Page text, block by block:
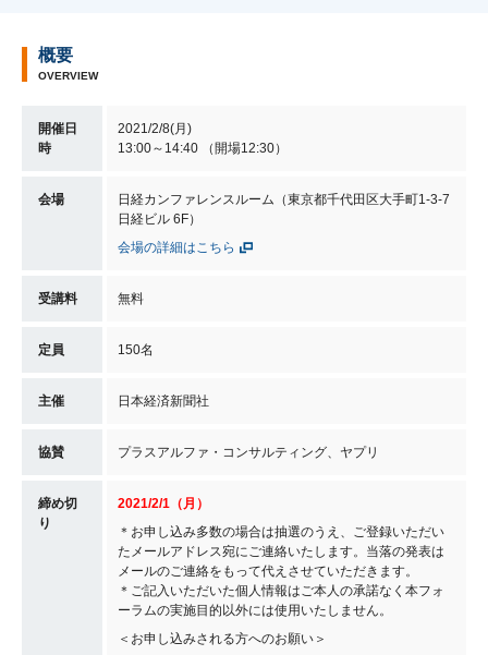
概要
OVERVIEW
開催日
時
2021/2/8(月)
13:00～14:40 （開場12:30）
会場
日経カンファレンスルーム（東京都千代田区大手町1-3-7
日経ビル 6F）
会場の詳細はこちら
受講料 無料
定員 150名
主催 日本経済新聞社
協賛 プラスアルファ・コンサルティング、ヤプリ
締め切
り
2021/2/1（月）
＊お申し込み多数の場合は抽選のうえ、ご登録いただい
たメールアドレス宛にご連絡いたします。当落の発表は
メールのご連絡をもって代えさせていただきます。
＊ご記入いただいた個人情報はご本人の承諾なく本フォ
ーラムの実施目的以外には使用いたしません。
＜お申し込みされる方へのお願い＞